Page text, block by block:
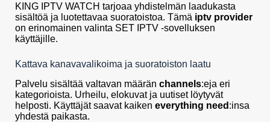
KING IPTV WATCH tarjoaa yhdistelmän laadukasta
sisältöä ja luotettavaa suoratoistoa. Tämä iptv provider
on erinomainen valinta SET IPTV -sovelluksen
käyttäjille.
Kattava kanavavalikoima ja suoratoiston laatu
Palvelu sisältää valtavan määrän channels:eja eri
kategorioista. Urheilu, elokuvat ja uutiset löytyvät
helposti. Käyttäjät saavat kaiken everything need :insa
yhdestä paikasta.